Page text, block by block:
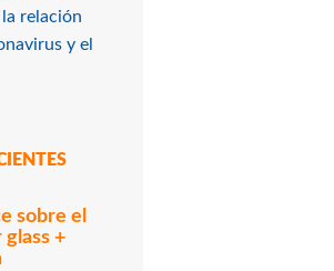
relación
y el
sobre el
glass +